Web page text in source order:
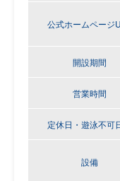
公式ホームページ
開設期間
営業時間
定休日・遊泳不可
設備